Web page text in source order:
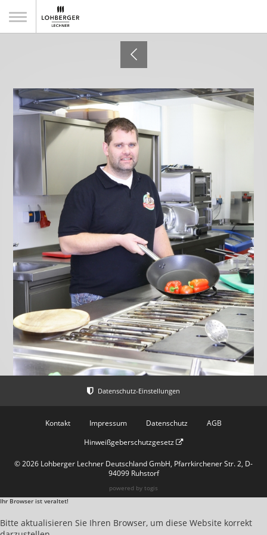
Beim Schweinswirt
Kontakt Impressum Datenschutz
AGB
Hinweißgeberschutzgesetz
© 2026 Lohberger Lechner Deutschland GmbH, Pfarrkirchener Str. 2, D-
94099 Ruhstorf
powered by togis
Ihr Browser ist veraltet!
Bitte aktualisieren Sie Ihren Browser, um diese Website korrekt